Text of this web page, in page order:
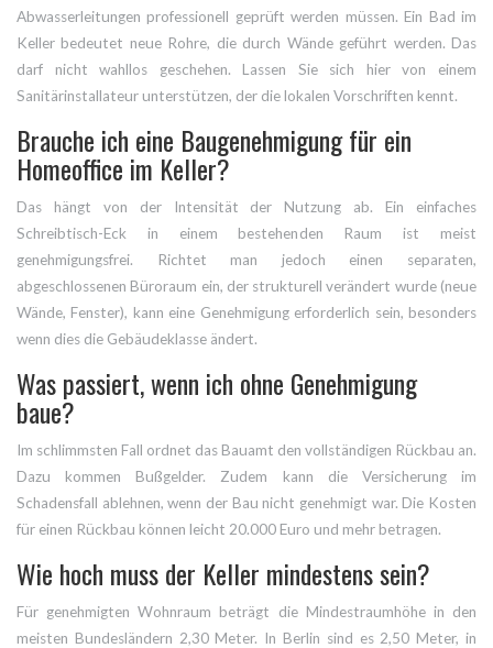
Abwasserleitungen professionell geprüft werden müssen. Ein Bad im
Keller bedeutet neue Rohre, die durch Wände geführt werden. Das
darf nicht wahllos geschehen. Lassen Sie sich hier von einem
Sanitärinstallateur unterstützen, der die lokalen Vorschriften kennt.
Brauche ich eine Baugenehmigung für ein
Homeoffice im Keller?
Das hängt von der Intensität der Nutzung ab. Ein einfaches
Schreibtisch-Eck in einem bestehenden Raum ist meist
genehmigungsfrei. Richtet man jedoch einen separaten,
abgeschlossenen Büroraum ein, der strukturell verändert wurde (neue
Wände, Fenster), kann eine Genehmigung erforderlich sein, besonders
wenn dies die Gebäudeklasse ändert.
Was passiert, wenn ich ohne Genehmigung
baue?
Im schlimmsten Fall ordnet das Bauamt den vollständigen Rückbau an.
Dazu kommen Bußgelder. Zudem kann die Versicherung im
Schadensfall ablehnen, wenn der Bau nicht genehmigt war. Die Kosten
für einen Rückbau können leicht 20.000 Euro und mehr betragen.
Wie hoch muss der Keller mindestens sein?
Für genehmigten Wohnraum beträgt die Mindestraumhöhe in den
meisten Bundesländern 2,30 Meter. In Berlin sind es 2,50 Meter, in